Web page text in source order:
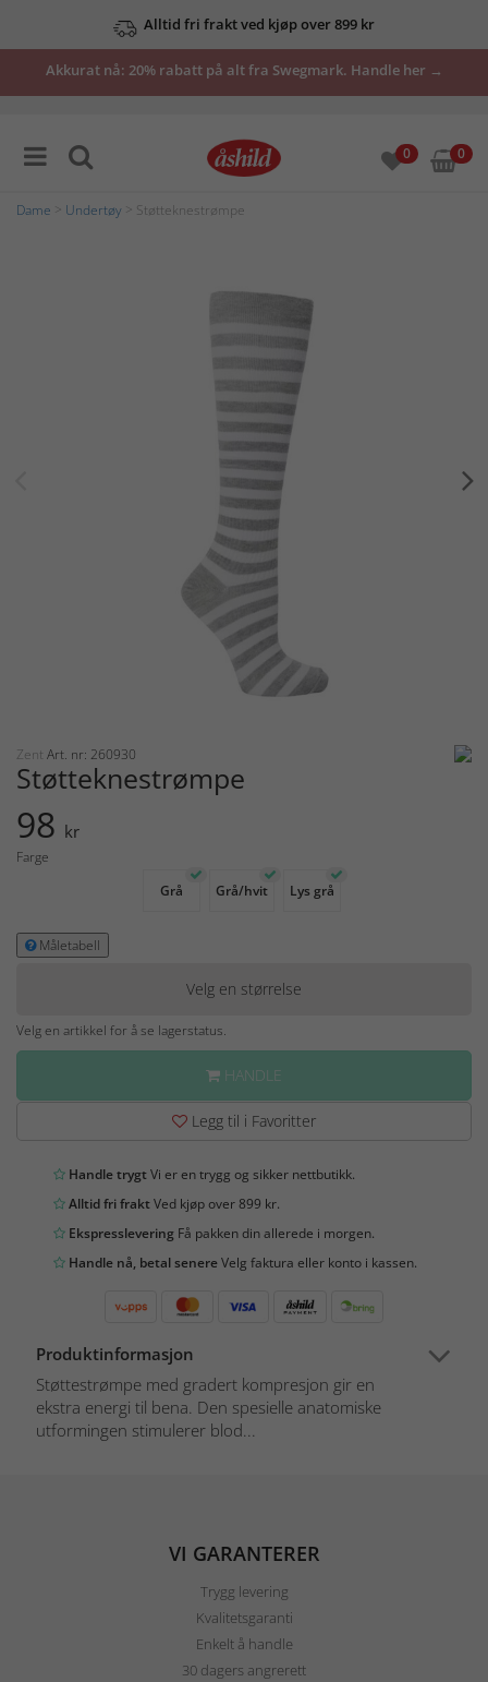
Alltid fri frakt ved kjøp over 899 kr
Akkurat nå: 20% rabatt på alt fra Swegmark. Handle her →
0 0
Dame Undertøy > Støtteknestrømpe
Zent Art. nr: 260930
Støtteknestrømpe
98 kr
Farge
Grå
Grå/hvit Lys grå
Måletabell
Velg en størrelse
Velg en artikkel for å se lagerstatus.
HANDLE
Legg til i Favoritter
Handle trygtVi er en trygg og sikker nettbutikk.
Alltid fri fraktVed kjøp over 899 kr.
Ekspresslevering Få pakken din allerede i morgen.
Handle nå, betal senereVelg faktura eller konto i kassen.
Produktinformasjon
Støttestrømpe med gradert kompresjon gir en
ekstra energi til bena. Den spesielle anatomiske
utformingen stimulerer blod...
VI GARANTERER
Trygg levering
Kvalitetsgaranti
Enkelt å handle
30 dagers angrerett